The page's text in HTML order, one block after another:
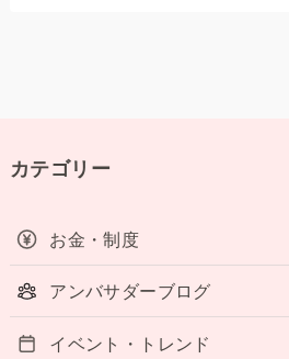
カテゴリー
お金・制度
アンバサダーブログ
イベント・トレンド